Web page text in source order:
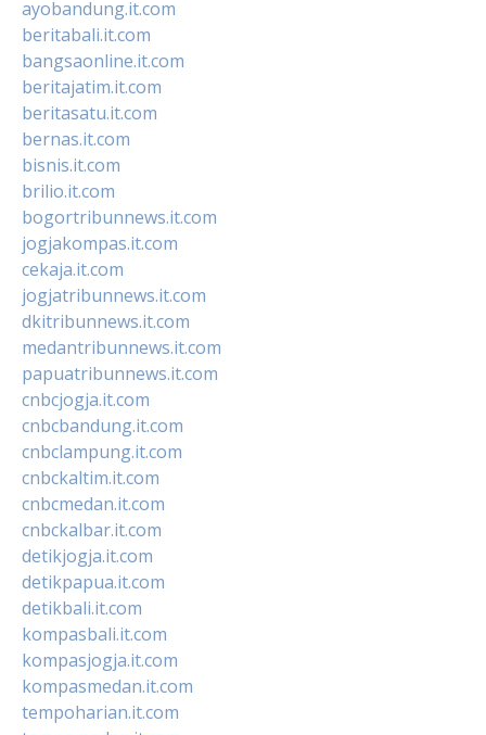
ayobandung.it.com
beritabali.it.com
bangsaonline.it.com
beritajatim.it.com
beritasatu.it.com
bernas.it.com
bisnis.it.com
brilio.it.com
bogortribunnews.it.com
jogjakompas.it.com
cekaja.it.com
jogjatribunnews.it.com
dkitribunnews.it.com
medantribunnews.it.com
papuatribunnews.it.com
cnbcjogja.it.com
cnbcbandung.it.com
cnbclampung.it.com
cnbckaltim.it.com
cnbcmedan.it.com
cnbckalbar.it.com
detikjogja.it.com
detikpapua.it.com
detikbali.it.com
kompasbali.it.com
kompasjogja.it.com
kompasmedan.it.com
tempoharian.it.com